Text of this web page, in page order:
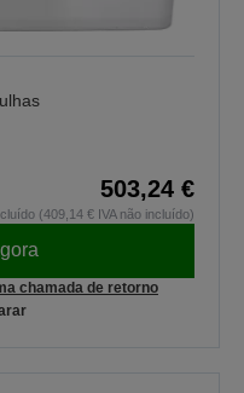
503,24 €
(409,14 € IVA não incluído)
chamada de retorno